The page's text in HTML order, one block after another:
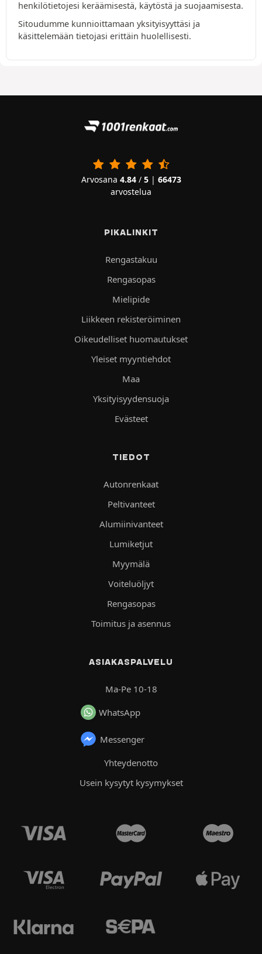
henkilötietojesi keräämisestä, käytöstä ja suojaamisesta.
Sitoudumme kunnioittamaan yksityisyyttäsi ja
käsittelemään tietojasi erittäin huolellisesti.
Arvosana 4.84/ 5| 66473
arvostelua
PIKALINKIT
Rengastakuu
Rengasopas
Mielipide
Liikkeen rekisteröiminen
Oikeudelliset huomautukset
Yleiset myyntiehdot
Maa
Yksityisyydensuoja
Evästeet
TIEDOT
Autonrenkaat
Peltivanteet
Alumiinivanteet
Lumiketjut
Myymälä
Voiteluöljyt
Rengasopas
Toimitus ja asennus
ASIAKASPALVELU
Ma-Pe 10-18
WhatsApp
Messenger
Yhteydenotto
Usein kysytyt kysymykset